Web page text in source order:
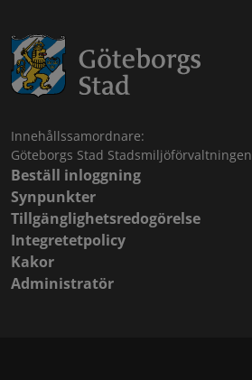
Innehållssamordnare:
Göteborgs Stad Stadsmiljöförvaltningen
Beställ inloggning
Synpunkter
Tillgänglighetsredogörelse
Integretetpolicy
Kakor
Administratör